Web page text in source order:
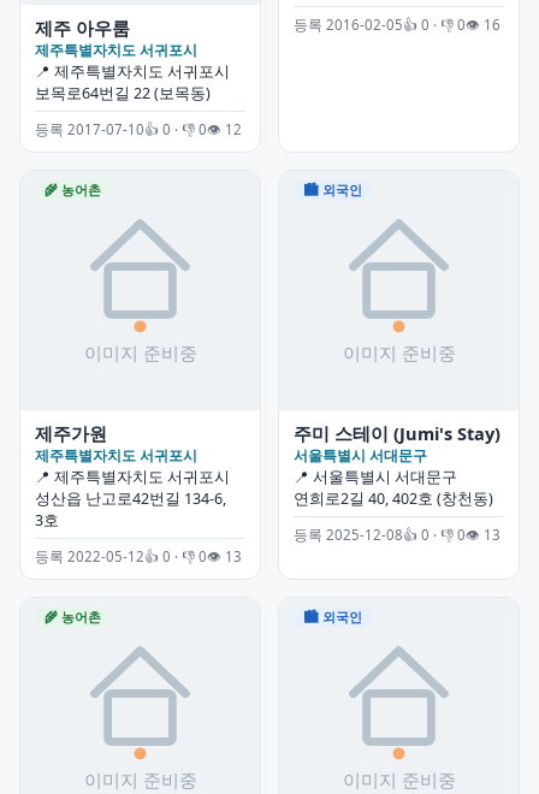
제주 아우룸
제주특별자치도 서귀포시
📍 제주특별자치도 서귀포시
보목로64번길 22 (보목동)
등록 2017-07-10👍 0 · 👎 0👁 12
등록 2016-02-05👍 0 · 👎 0👁 16
🌾 농어촌
제주가원
제주특별자치도 서귀포시
📍 제주특별자치도 서귀포시
성산읍 난고로42번길 134-6,
3호
등록 2022-05-12👍 0 · 👎 0👁 13
🏙 외국인
주미 스테이 (Jumi's Stay)
서울특별시 서대문구
📍 서울특별시 서대문구
연희로2길 40, 402호 (창천동)
등록 2025-12-08👍 0 · 👎 0👁 13
🌾 농어촌 🏙 외국인